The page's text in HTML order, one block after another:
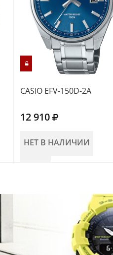
CASIO EFV-150D-2A
12 910
НЕТ В НАЛИЧИИ